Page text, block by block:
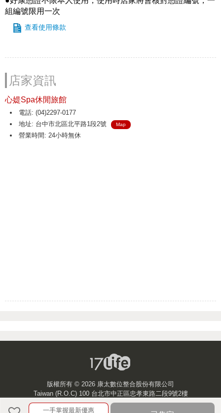
組編號限用一次
查看使用條款
店家資訊
心媞Spa休閒旅館
電話: (04)2297-0177
地址: 台中市北區北平路1段2號
Map
營業時間: 24小時無休
一手掌握最新優惠
版權所有 © 2026 康太數位整合股份有限公司
Taiwan (R.O.C) 100 台北市中正區忠孝東路二段9號2樓